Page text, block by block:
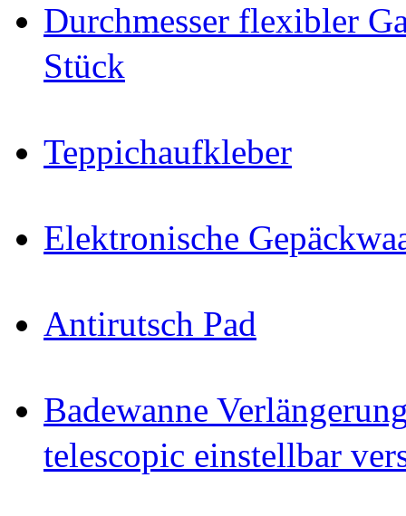
Durchmesser flexibler
Stück
Teppichaufkleber
Elektronische
Antirutsch Pad
Badewanne
telescopic einstellbar